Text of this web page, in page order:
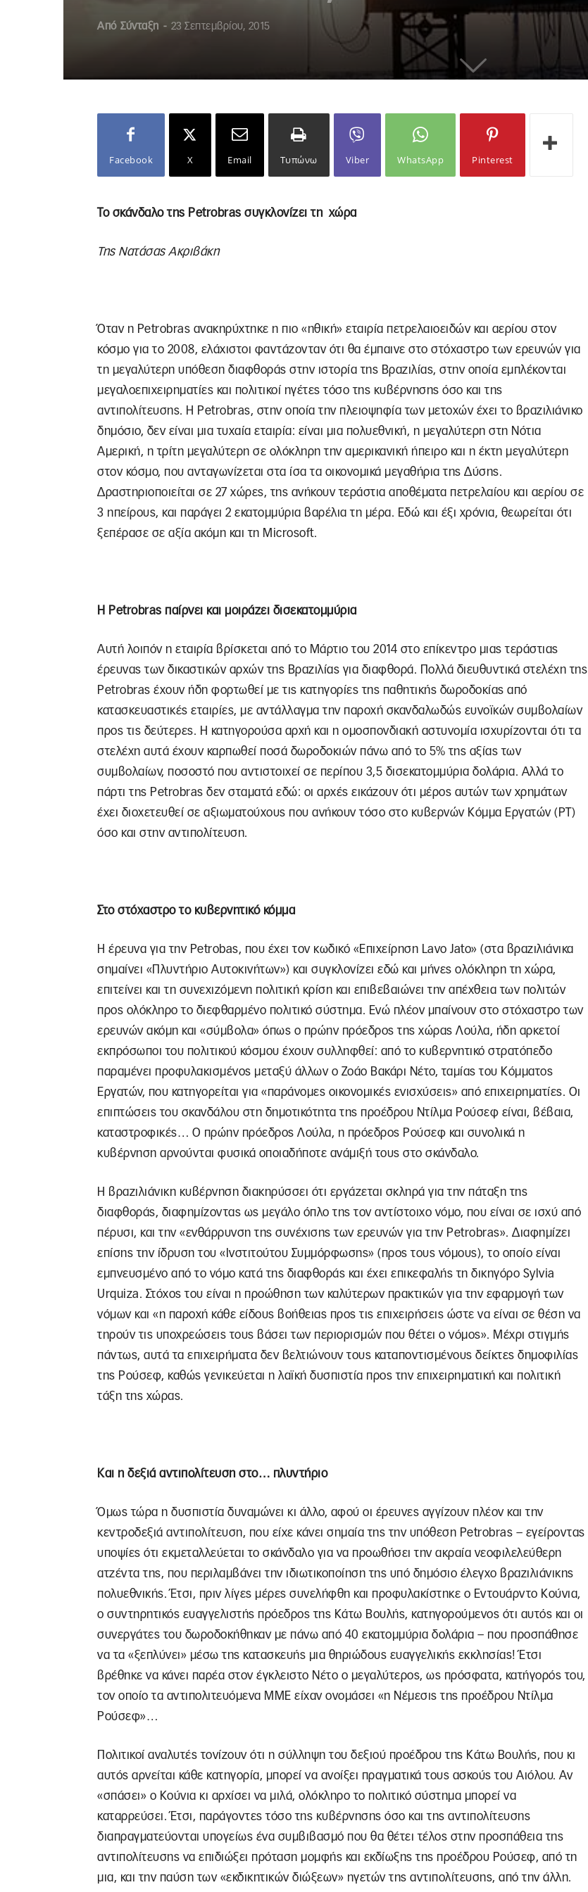
Από Σύνταξη - 23 Σεπτεμβρίου, 2015
Facebook X Email Τυπώνω Viber WhatsApp Pinterest
Το σκάνδαλο της Petrobras συγκλονίζει τη χώρα
Της Νατάσας Ακριβάκη
Όταν η Petrobras ανακηρύχτηκε η πιο «ηθική» εταιρία πετρελαιοειδών και αερίου στον
κόσμο για το 2008, ελάχιστοι φαντάζονταν ότι θα έμπαινε στο στόχαστρο των ερευνών για
τη μεγαλύτερη υπόθεση διαφθοράς στην ιστορία της Βραζιλίας, στην οποία εμπλέκονται
μεγαλοεπιχειρηματίες και πολιτικοί ηγέτες τόσο της κυβέρνησης όσο και της
αντιπολίτευσης. Η Petrobras, στην οποία την πλειοψηφία των μετοχών έχει το βραζιλιάνικο
δημόσιο, δεν είναι μια τυχαία εταιρία: είναι μια πολυεθνική, η μεγαλύτερη στη Νότια
Αμερική, η τρίτη μεγαλύτερη σε ολόκληρη την αμερικανική ήπειρο και η έκτη μεγαλύτερη
στον κόσμο, που ανταγωνίζεται στα ίσα τα οικονομικά μεγαθήρια της Δύσης.
Δραστηριοποιείται σε 27 χώρες, της ανήκουν τεράστια αποθέματα πετρελαίου και αερίου σε
3 ηπείρους, και παράγει 2 εκατομμύρια βαρέλια τη μέρα. Εδώ και έξι χρόνια, θεωρείται ότι
ξεπέρασε σε αξία ακόμη και τη Microsoft.
Η Petrobras παίρνει και μοιράζει δισεκατομμύρια
Αυτή λοιπόν η εταιρία βρίσκεται από το Μάρτιο του 2014 στο επίκεντρο μιας τεράστιας
έρευνας των δικαστικών αρχών της Βραζιλίας για διαφθορά. Πολλά διευθυντικά στελέχη της
Petrobras έχουν ήδη φορτωθεί με τις κατηγορίες της παθητικής δωροδοκίας από
κατασκευαστικές εταιρίες, με αντάλλαγμα την παροχή σκανδαλωδώς ευνοϊκών συμβολαίων
προς τις δεύτερες. Η κατηγορούσα αρχή και η ομοσπονδιακή αστυνομία ισχυρίζονται ότι τα
στελέχη αυτά έχουν καρπωθεί ποσά δωροδοκιών πάνω από το 5% της αξίας των
συμβολαίων, ποσοστό που αντιστοιχεί σε περίπου 3,5 δισεκατομμύρια δολάρια. Αλλά το
πάρτι της Petrobras δεν σταματά εδώ: οι αρχές εικάζουν ότι μέρος αυτών των χρημάτων
έχει διοχετευθεί σε αξιωματούχους που ανήκουν τόσο στο κυβερνών Κόμμα Εργατών (ΡΤ)
όσο και στην αντιπολίτευση.
Στο στόχαστρο το κυβερνητικό κόμμα
Η έρευνα για την Petrobas, που έχει τον κωδικό «Επιχείρηση Lavo Jato» (στα βραζιλιάνικα
σημαίνει «Πλυντήριο Αυτοκινήτων») και συγκλονίζει εδώ και μήνες ολόκληρη τη χώρα,
επιτείνει και τη συνεχιζόμενη πολιτική κρίση και επιβεβαιώνει την απέχθεια των πολιτών
προς ολόκληρο το διεφθαρμένο πολιτικό σύστημα. Ενώ πλέον μπαίνουν στο στόχαστρο των
ερευνών ακόμη και «σύμβολα» όπως ο πρώην πρόεδρος της χώρας Λούλα, ήδη αρκετοί
εκπρόσωποι του πολιτικού κόσμου έχουν συλληφθεί: από το κυβερνητικό στρατόπεδο
παραμένει προφυλακισμένος μεταξύ άλλων ο Ζοάο Βακάρι Νέτο, ταμίας του Κόμματος
Εργατών, που κατηγορείται για «παράνομες οικονομικές ενισχύσεις» από επιχειρηματίες. Οι
επιπτώσεις του σκανδάλου στη δημοτικότητα της προέδρου Ντίλμα Ρούσεφ είναι, βέβαια,
καταστροφικές… Ο πρώην πρόεδρος Λούλα, η πρόεδρος Ρούσεφ και συνολικά η
κυβέρνηση αρνούνται φυσικά οποιαδήποτε ανάμιξή τους στο σκάνδαλο.
Η βραζιλιάνικη κυβέρνηση διακηρύσσει ότι εργάζεται σκληρά για την πάταξη της
διαφθοράς, διαφημίζοντας ως μεγάλο όπλο της τον αντίστοιχο νόμο, που είναι σε ισχύ από
πέρυσι, και την «ενθάρρυνση της συνέχισης των ερευνών για την Petrobras». Διαφημίζει
επίσης την ίδρυση του «Ινστιτούτου Συμμόρφωσης» (προς τους νόμους), το οποίο είναι
εμπνευσμένο από το νόμο κατά της διαφθοράς και έχει επικεφαλής τη δικηγόρο Sylvia
Urquiza. Στόχος του είναι η προώθηση των καλύτερων πρακτικών για την εφαρμογή των
νόμων και «η παροχή κάθε είδους βοήθειας προς τις επιχειρήσεις ώστε να είναι σε θέση να
τηρούν τις υποχρεώσεις τους βάσει των περιορισμών που θέτει ο νόμος». Μέχρι στιγμής
πάντως, αυτά τα επιχειρήματα δεν βελτιώνουν τους καταποντισμένους δείκτες δημοφιλίας
της Ρούσεφ, καθώς γενικεύεται η λαϊκή δυσπιστία προς την επιχειρηματική και πολιτική
τάξη της χώρας.
Και η δεξιά αντιπολίτευση στο… πλυντήριο
Όμως τώρα η δυσπιστία δυναμώνει κι άλλο, αφού οι έρευνες αγγίζουν πλέον και την
κεντροδεξιά αντιπολίτευση, που είχε κάνει σημαία της την υπόθεση Petrobras – εγείροντας
υποψίες ότι εκμεταλλεύεται το σκάνδαλο για να προωθήσει την ακραία νεοφιλελεύθερη
ατζέντα της, που περιλαμβάνει την ιδιωτικοποίηση της υπό δημόσιο έλεγχο βραζιλιάνικης
πολυεθνικής. Έτσι, πριν λίγες μέρες συνελήφθη και προφυλακίστηκε ο Εντουάρντο Κούνια,
ο συντηρητικός ευαγγελιστής πρόεδρος της Κάτω Βουλής, κατηγορούμενος ότι αυτός και οι
συνεργάτες του δωροδοκήθηκαν με πάνω από 40 εκατομμύρια δολάρια – που προσπάθησε
να τα «ξεπλύνει» μέσω της κατασκευής μια θηριώδους ευαγγελικής εκκλησίας! Έτσι
βρέθηκε να κάνει παρέα στον έγκλειστο Νέτο ο μεγαλύτερος, ως πρόσφατα, κατήγορός του,
τον οποίο τα αντιπολιτευόμενα ΜΜΕ είχαν ονομάσει «η Νέμεσις της προέδρου Ντίλμα
Ρούσεφ»…
Πολιτικοί αναλυτές τονίζουν ότι η σύλληψη του δεξιού προέδρου της Κάτω Βουλής, που κι
αυτός αρνείται κάθε κατηγορία, μπορεί να ανοίξει πραγματικά τους ασκούς του Αιόλου. Αν
«σπάσει» ο Κούνια κι αρχίσει να μιλά, ολόκληρο το πολιτικό σύστημα μπορεί να
καταρρεύσει. Έτσι, παράγοντες τόσο της κυβέρνησης όσο και της αντιπολίτευσης
διαπραγματεύονται υπογείως ένα συμβιβασμό που θα θέτει τέλος στην προσπάθεια της
αντιπολίτευσης να επιδιώξει πρόταση μομφής και εκδίωξης της προέδρου Ρούσεφ, από τη
μια, και την παύση των «εκδικητικών διώξεων» ηγετών της αντιπολίτευσης, από την άλλη.